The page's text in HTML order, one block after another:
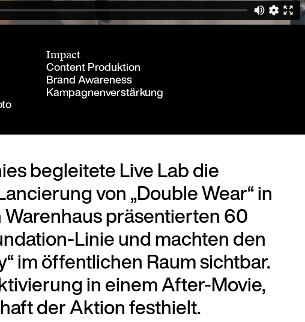
Impact
Content Produktion
Brand Awareness
Kampagnenverstärkung
begleitete Live Lab die
von „Double Wear“ in
präsentierten 60
Linie und machten den
im öffentlichen Raum sichtbar.
in einem After-Movie,
der Aktion festhielt.